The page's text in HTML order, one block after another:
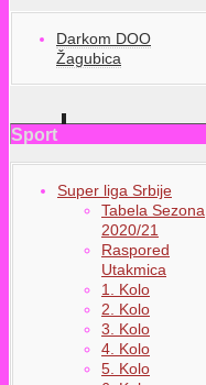
Darkom DOO
Žagubica
Sport
Super liga Srbije
Tabela Sezona
2020/21
Raspored
Utakmica
1. Kolo
2. Kolo
3. Kolo
4. Kolo
5. Kolo